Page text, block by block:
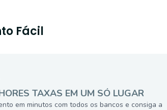
Fácil
TAXAS EM UM SÓ LUGAR
em minutos com todos os bancos e consiga a